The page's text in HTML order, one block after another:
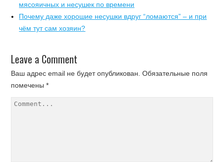
мясояичных и несушек по времени
Почему даже хорошие несушки вдруг “ломаются” – и при
чём тут сам хозяин?
Leave a Comment
Ваш адрес email не будет опубликован. Обязательные поля
помечены*